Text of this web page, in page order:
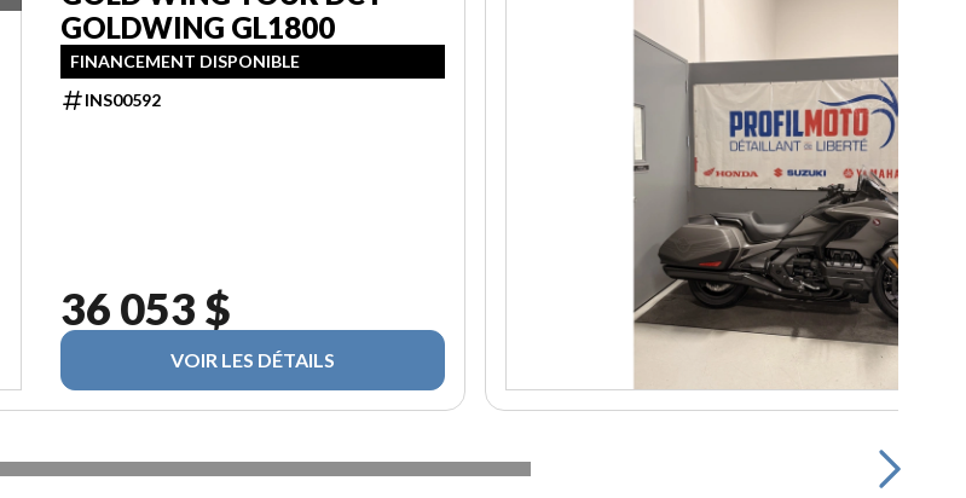
GOLDWING GL1800
FINANCEMENT DISPONIBLE
INS00592
36 053 $
VOIR LES DÉTAILS